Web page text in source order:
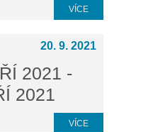
VÍCE
20. 9. 2021
2021 -
2021
VÍCE